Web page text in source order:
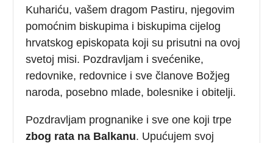
Kuhariću, vašem dragom Pastiru, njegovim
pomoćnim biskupima i biskupima cijelog
hrvatskog episkopata koji su prisutni na ovoj
svetoj misi. Pozdravljam i svećenike,
redovnike, redovnice i sve članove Božjeg
naroda, posebno mlade, bolesnike i obitelji.
Pozdravljam prognanike i sve one koji trpe
zbog rata na Balkanu. Upućujem svoj